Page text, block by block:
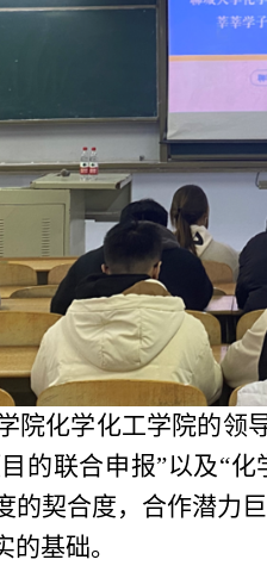
院化学化工学院的领
的联合申报”以及“
契合度，合作潜力
基础。